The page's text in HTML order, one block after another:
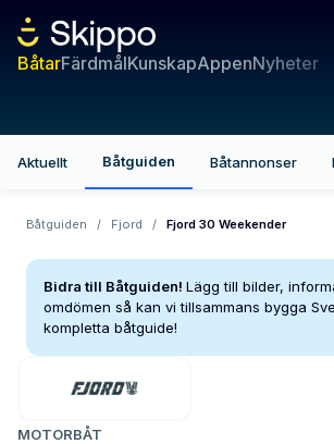
BåtarFärdmålKunskapAppenNyheter
Aktuellt Båtguiden Båtannonser
Båtguiden / Fjord / Fjord 30 Weekender
Bidra till Båtguiden! Lägg till bilder,
omdömen så kan vi tillsammans bygga
kompletta båtguide!
MOTORBÅT